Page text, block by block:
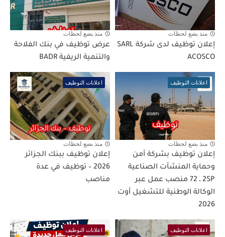
منذ بضع لحظات
إعلان توظيف لدى شركة SARL
ACOSCO
منذ بضع لحظات
عرض توظيف في بنك الفلاحة
والتنمية الريفية BADR
اعلانات التوظيف
منذ بضع لحظات
إعلان توظيف بشركة أمن
وحماية المنشآت الصناعية
2SP ـ 72 منصب عمل عبر
الوكالة الوطنية للتشغيل أوت
2026
اعلانات التوظيف
منذ بضع لحظات
إعلان توظيف ببنك الجزائر
2026 – توظيف في عدة
مناصب
اعلانات التوظيف اعلانات التوظيف